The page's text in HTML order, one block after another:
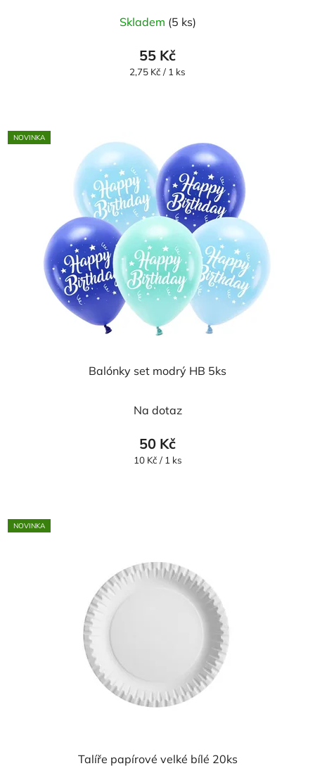
Skladem (5 ks)
55 Kč
Měrná
2,75 Kč / 1 ks
NOVINKA
Balónky set modrý HB 5ks
Na dotaz
50 Kč
Měrná
10 Kč / 1 ks
NOVINKA
Talíře papírové velké bílé 20ks